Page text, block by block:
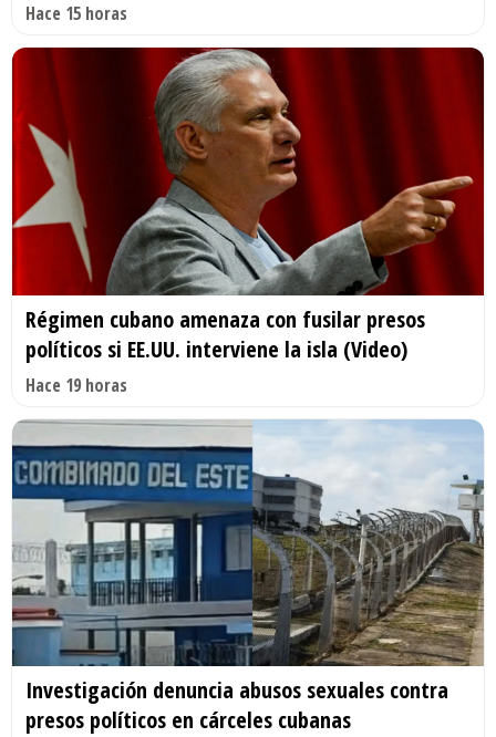
Hace 15 horas
Régimen cubano amenaza con fusilar presos
políticos si EE.UU. interviene la isla (Video)
Hace 19 horas
Investigación denuncia abusos sexuales contra
presos políticos en cárceles cubanas